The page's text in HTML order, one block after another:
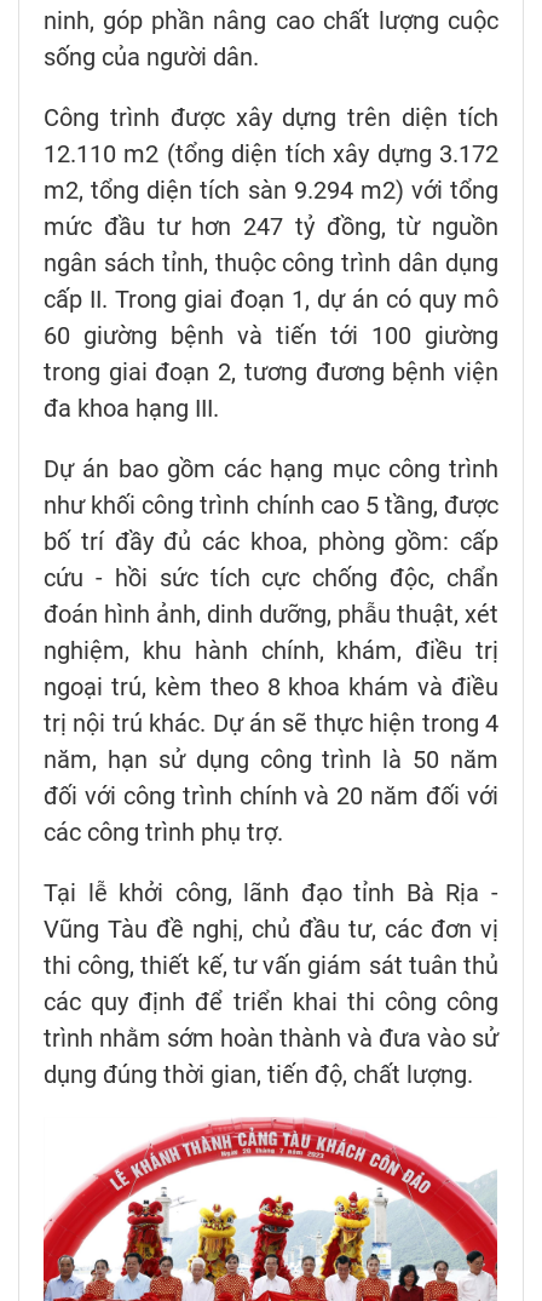
ninh, góp phần nâng cao chất lượng cuộc
sống của người dân.
Công trình được xây dựng trên diện tích
12.110 m2 (tổng diện tích xây dựng 3.172
m2, tổng diện tích sàn 9.294 m2) với tổng
mức đầu tư hơn 247 tỷ đồng, từ nguồn
ngân sách tỉnh, thuộc công trình dân dụng
cấp II. Trong giai đoạn 1, dự án có quy mô
60 giường bệnh và tiến tới 100 giường
trong giai đoạn 2, tương đương bệnh viện
đa khoa hạng III.
Dự án bao gồm các hạng mục công trình
như khối công trình chính cao 5 tầng, được
bố trí đầy đủ các khoa, phòng gồm: cấp
cứu - hồi sức tích cực chống độc, chẩn
đoán hình ảnh, dinh dưỡng, phẫu thuật, xét
nghiệm, khu hành chính, khám, điều trị
ngoại trú, kèm theo 8 khoa khám và điều
trị nội trú khác. Dự án sẽ thực hiện trong 4
năm, hạn sử dụng công trình là 50 năm
đối với công trình chính và 20 năm đối với
các công trình phụ trợ.
Tại lễ khởi công, lãnh đạo tỉnh Bà Rịa -
Vũng Tàu đề nghị, chủ đầu tư, các đơn vị
thi công, thiết kế, tư vấn giám sát tuân thủ
các quy định để triển khai thi công công
trình nhằm sớm hoàn thành và đưa vào sử
dụng đúng thời gian, tiến độ, chất lượng.